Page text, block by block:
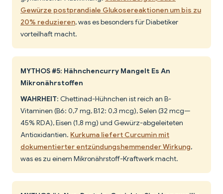
Gewürze postprandiale Glukosereaktionen um bis zu
20% reduzieren, was es besonders für Diabetiker
vorteilhaft macht.
MYTHOS #5: Hähnchencurry Mangelt Es An
Mikronährstoffen
WAHRHEIT: Chettinad-Hühnchen ist reich an B-
Vitaminen (B6: 0,7 mg, B12: 0,3 mcg), Selen (32 mcg—
45% RDA), Eisen (1,8 mg) und Gewürz-abgeleiteten
Antioxidantien. Kurkuma liefert Curcumin mit
dokumentierter entzündungshemmender Wirkung,
was es zu einem Mikronährstoff-Kraftwerk macht.